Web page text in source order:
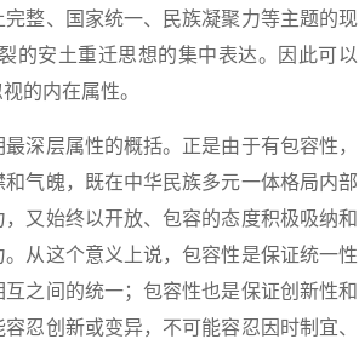
整、国家统一、民族凝聚力等主题的现
的安土重迁思想的集中表达。因此可以
的内在属性。
层属性的概括。正是由于有包容性，
气魄，既在中华民族多元一体格局内部
又始终以开放、包容的态度积极吸纳和
从这个意义上说，包容性是保证统一性
之间的统一；包容性也是保证创新性和
忍创新或变异，不可能容忍因时制宜、